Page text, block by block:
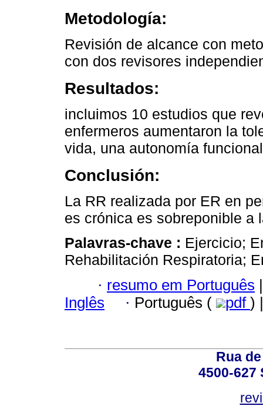
Metodología:
Revisión de alcance con
con dos revisores
Resultados:
incluimos 10 estudios que
enfermeros aumentaron la
vida, una autonomía
Conclusión:
La RR realizada por ER en
es crónica es sobreponible a
Palavras-chave : Ejercicio;
Rehabilitación Respiratoria;
· resumo em Português |
Inglês
· Português ( pdf )
Rua
4500-627